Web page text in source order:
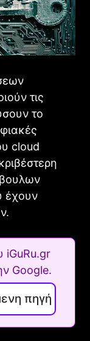
τις
το
cloud
έχουν
iGuRu.gr
Google.
πηγή